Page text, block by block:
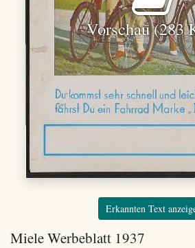
Vorschau (283
Erkannten Text
Miele Werbeblatt 1937